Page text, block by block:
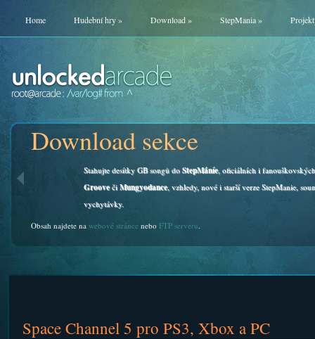
Home Hudební hry» Download» StepMania»
Download sekce
Stahujte desítky GB songů doStepMáníe, oficiálních i
Grooveči Mungyodance, vzhledy, nové i starší verze StepManie,
vychytávky.
Obsah najdete na webové stránce nebo FTP serveru.
Space Channel 5 pro PS3, Xbox a PC